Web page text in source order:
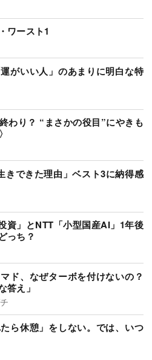
ワースト1
がいい人」のあまりに明白な特
わり？ “まさかの役目”にやきも
きできた理由」ベスト3に納得感
資」とNTT「小型国産AI」1年後
っち？
ド、なぜターボを付けないの？
え」
ら休憩」をしない。では、いつ